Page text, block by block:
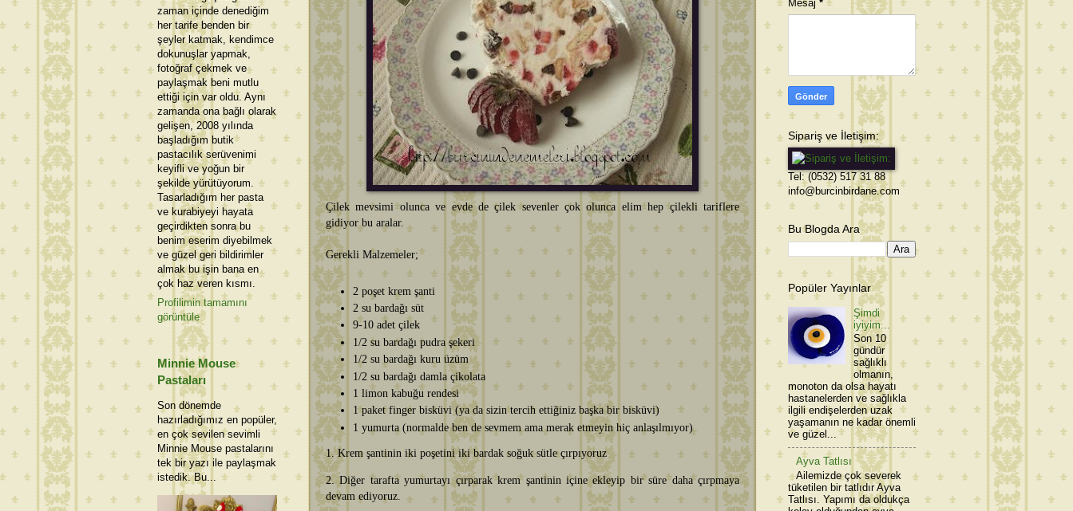
Çilek mevsimi olunca ve evde de çilek sevenler çok olunca elim hep çilekli tariflere
gidiyor bu aralar.
Gerekli Malzemeler;
2 poşet krem şanti
2 su bardağı süt
9-10 adet çilek
1/2 su bardağı pudra şekeri
1/2 su bardağı kuru üzüm
1/2 su bardağı damla çikolata
1 limon kabuğu rendesi
1 paket finger bisküvi (ya da sizin tercih ettiğiniz başka bir bisküvi)
1 yumurta (normalde ben de sevmem ama merak etmeyin hiç anlaşılmıyor)
1. Krem şantinin iki poşetini iki bardak soğuk sütle çırpıyoruz
2. Diğer tarafta yumurtayı çırparak krem şantinin içine ekleyip bir süre daha çırpmaya
devam ediyoruz.
zaman içinde denediğim
her tarife benden bir
şeyler katmak, kendimce
dokunuşlar yapmak,
fotoğraf çekmek ve
paylaşmak beni mutlu
ettiği için var oldu. Aynı
zamanda ona bağlı olarak
gelişen, 2008 yılında
başladığım butik
pastacılık serüvenimi
keyifli ve yoğun bir
şekilde yürütüyorum.
Tasarladığım her pasta
ve kurabiyeyi hayata
geçirdikten sonra bu
benim eserim diyebilmek
ve güzel geri bildirimler
almak bu işin bana en
çok haz veren kısmı.
Profilimin tamamını
görüntüle
Minnie Mouse
Pastaları
Son dönemde
hazırladığımız en popüler,
en çok sevilen sevimli
Minnie Mouse pastalarını
tek bir yazı ile paylaşmak
istedik. Bu...
Mesaj *
Sipariş ve İletişim:
Tel: (0532) 517 31 88
info@burcinbirdane.com
Bu Blogda Ara
Popüler Yayınlar
Şimdi
iyiyim...
Son 10
gündür
sağlıklı
olmanın,
monoton da olsa hayatı
hastanelerden ve sağlıkla
ilgili endişelerden uzak
yaşamanın ne kadar önemli
ve güzel...
Ayva Tatlısı
Ailemizde çok severek
tüketilen bir tatlıdır Ayva
Tatlısı. Yapımı da oldukça